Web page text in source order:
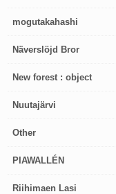
mogutakahashi
Näverslöjd Bror
New forest : object
Nuutajärvi
Other
PIAWALLÉN
Riihimaen Lasi